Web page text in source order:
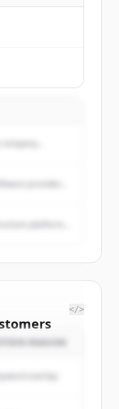
customers
credits to
</>
REASON
overlap